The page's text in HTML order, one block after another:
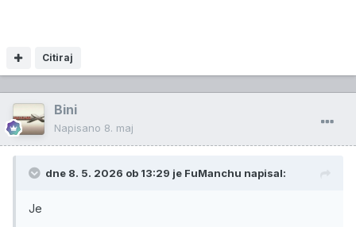
Citiraj
Bini
Napisano 8. maj
dne 8. 5. 2026 ob 13:29 je FuManchu napisal:
Je